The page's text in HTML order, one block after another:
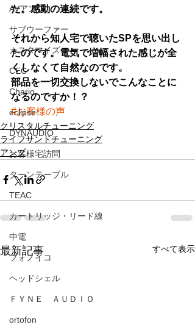
AVアンプ
サブウーファー
カスタマイズ
CEC
Chario
eclipse
DYNAUDIO
お客様宅訪問
ターンテーブル
TEAC
カートリッジ・リード線
中電
フォノイコ
ヘッドシェル
ＦＹＮＥ ＡＵＤＩＯ
ortofon
た。感動の連続です。
それから知人宅で聴いたSPを思い出し
たのです。電気で増幅された感じが全
くしなくて自然なのです。
部品を一切交換しないでこんなことに
なるのですか！？
#お客様の声
クリスタルチューニング
ライフサンドチューニング
アンプ
最新記事 すべて表示